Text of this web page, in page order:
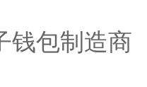
钱包制造商